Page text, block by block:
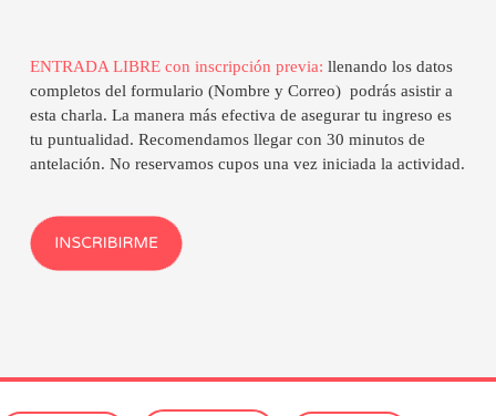
ENTRADA LIBRE con inscripción previa: llenando los datos
completos del formulario (Nombre y Correo) podrás asistir a
esta charla. La manera más efectiva de asegurar tu ingreso es
tu puntualidad. Recomendamos llegar con 30 minutos de
antelación. No reservamos cupos una vez iniciada la actividad.